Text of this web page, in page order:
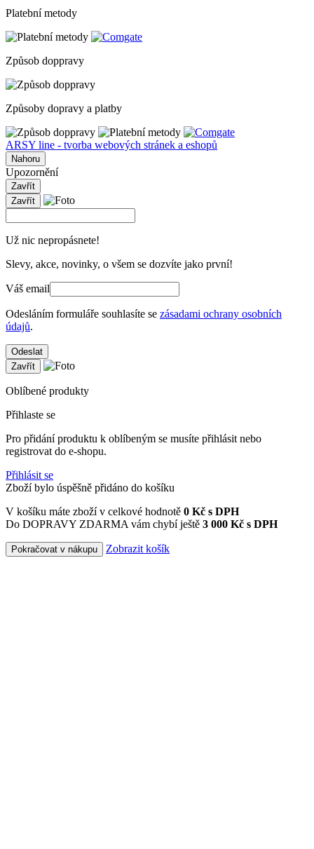
Platební metody
Způsob doppravy
Způsoby dopravy a platby
ARSY line - tvorba webových stránek a eshopů
Nahoru
Upozornění
Zavřít
Zavřít
Už nic nepropásnete!
Slevy, akce, novinky, o všem se dozvíte jako první!
Váš email
Odesláním formuláře souhlasíte se zásadami ochrany osobních
údajů.
Odeslat
Zavřít
Oblíbené produkty
Přihlaste se
Pro přidání produktu k oblíbeným se musíte přihlásit nebo
registrovat do e-shopu.
Přihlásit se
Zboží bylo úspěšně přidáno do košíku
V košíku máte zboží v celkové hodnotě 0 Kč s DPH
Do DOPRAVY ZDARMA vám chybí ještě 3 000 Kč s DPH
Pokračovat v nákupu Zobrazit košík